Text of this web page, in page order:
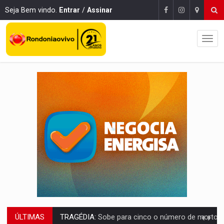
Seja Bem vindo. Entrar / Assinar
ÚLTIMAS TRAGÉDIA: Sobe para cinco o número de mortos em colisão entre carreta e